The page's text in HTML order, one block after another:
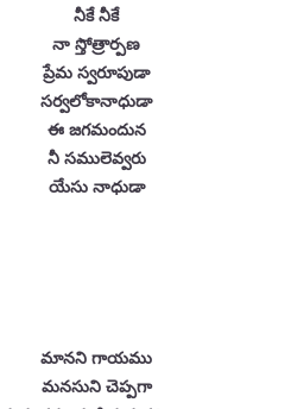
నీకే నీకే
నా స్తోత్రార్పణ
ప్రేమ స్వరూపుడా
సర్వలోకానాధుడా
ఈ జగమందున
నీ సములెవ్వరు
యేసు నాధుడా
మానని గాయము
మనసుని చెప్పగా